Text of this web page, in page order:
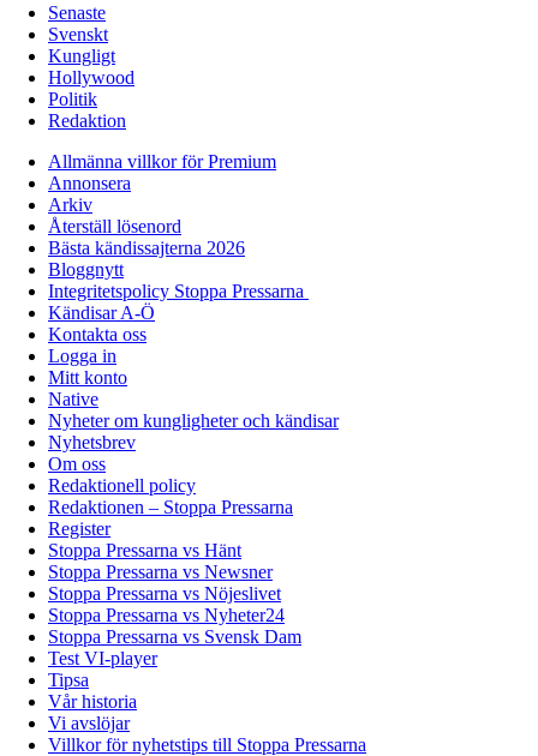
Senaste
Svenskt
Kungligt
Hollywood
Politik
Redaktion
Allmänna villkor för Premium
Annonsera
Arkiv
Återställ lösenord
Bästa kändissajterna 2026
Bloggnytt
Integritetspolicy Stoppa Pressarna
Kändisar A-Ö
Kontakta oss
Logga in
Mitt konto
Native
Nyheter om kungligheter och kändisar
Nyhetsbrev
Om oss
Redaktionell policy
Redaktionen – Stoppa Pressarna
Register
Stoppa Pressarna vs Hänt
Stoppa Pressarna vs Newsner
Stoppa Pressarna vs Nöjeslivet
Stoppa Pressarna vs Nyheter24
Stoppa Pressarna vs Svensk Dam
Test VI-player
Tipsa
Vår historia
Vi avslöjar
Villkor för nyhetstips till Stoppa Pressarna